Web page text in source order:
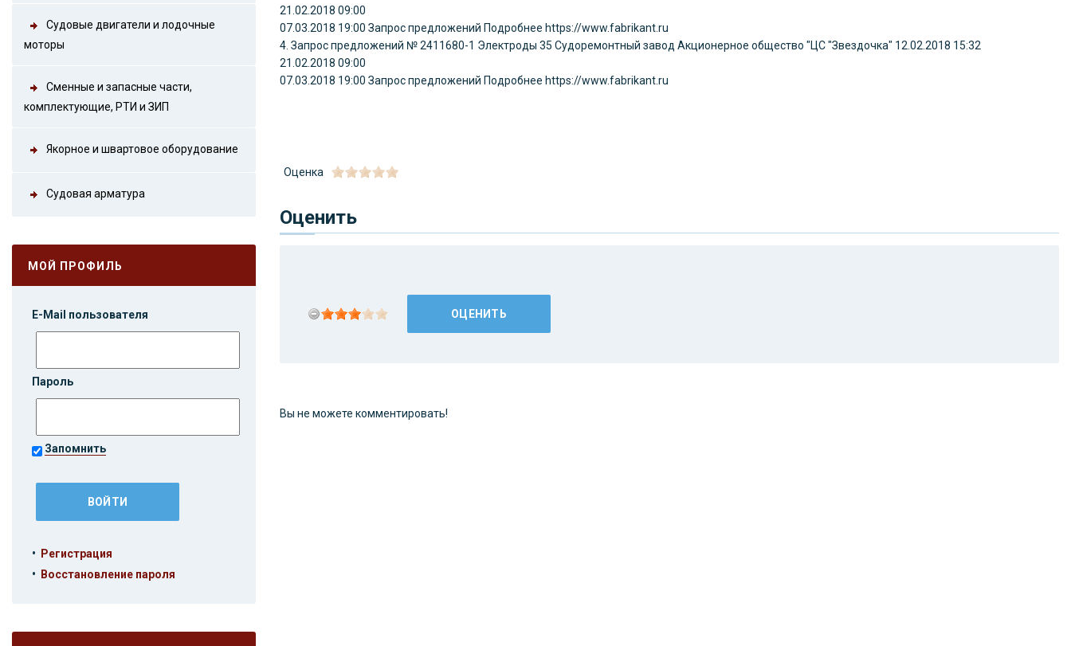
Судовые двигатели и лодочные
моторы
Сменные и запасные части,
комплектующие, РТИ и ЗИП
Якорное и швартовое оборудование
Судовая арматура
МОЙ ПРОФИЛЬ
E-Mail пользователя
Пароль
Запомнить
• Регистрация
• Восстановление пароля
21.02.2018 09:00
07.03.2018 19:00 Запрос предложений Подробнее https://www.fabrikant.ru
4. Запрос предложений № 2411680-1 Электроды 35 Судоремонтный завод Акционерное общество "ЦС "Звездочка" 12.02.2018 15:32
21.02.2018 09:00
07.03.2018 19:00 Запрос предложений Подробнее https://www.fabrikant.ru
Оценка
Оценить
Вы не можете комментировать!